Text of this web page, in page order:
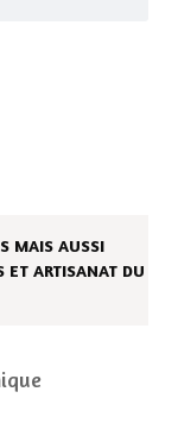
MAIS AUSSI
ET ARTISANAT DU